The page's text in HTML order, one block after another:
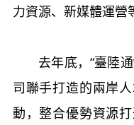
力資源、新媒體運營
去年底，“臺陸通
司聯手打造的兩岸
動，整合優勢資源